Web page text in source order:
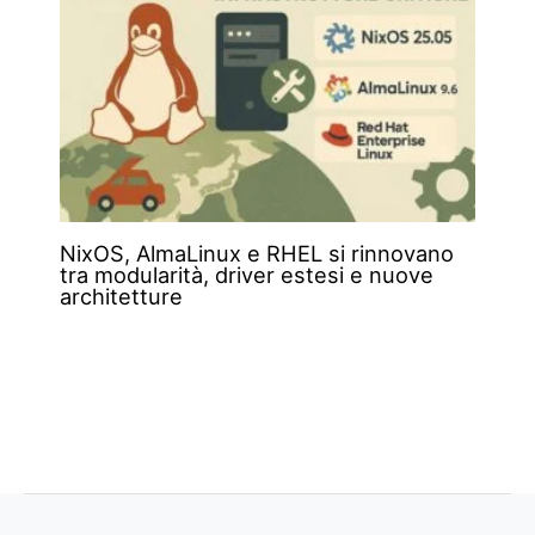
NixOS, AlmaLinux e RHEL si rinnovano
tra modularità, driver estesi e nuove
architetture